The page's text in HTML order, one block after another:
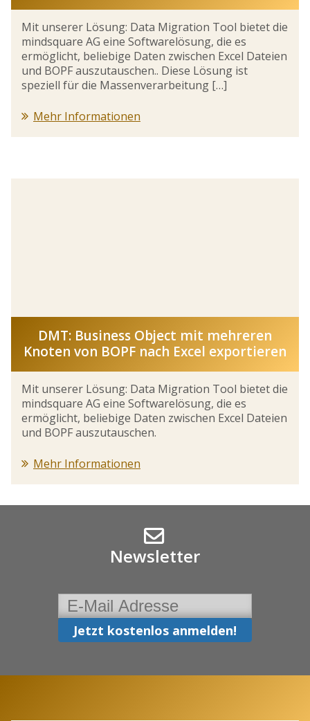
Mit unserer Lösung: Data Migration Tool bietet die
mindsquare AG eine Softwarelösung, die es
ermöglicht, beliebige Daten zwischen Excel Dateien
und BOPF auszutauschen.. Diese Lösung ist
speziell für die Massenverarbeitung […]
Mehr Informationen
DMT: Business Object mit mehreren
Knoten von BOPF nach Excel exportieren
Mit unserer Lösung: Data Migration Tool bietet die
mindsquare AG eine Softwarelösung, die es
ermöglicht, beliebige Daten zwischen Excel Dateien
und BOPF auszutauschen.
Mehr Informationen
Newsletter